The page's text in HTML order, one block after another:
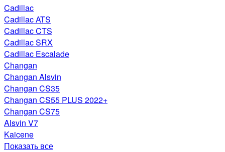
Cadillac
Cadillac ATS
Cadillac CTS
Cadillac SRX
Cadillac Escalade
Changan
Changan Alsvin
Changan CS35
Changan CS55 PLUS 2022+
Changan CS75
Alsvin V7
Kaicene
Показать все